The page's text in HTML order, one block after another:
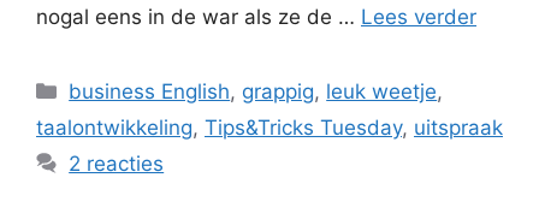
nogal eens in de war als ze de … Lees verder
Categorieën
business English, grappig, leuk weetje,
taalontwikkeling, Tips&Tricks Tuesday, uitspraak
2 reacties